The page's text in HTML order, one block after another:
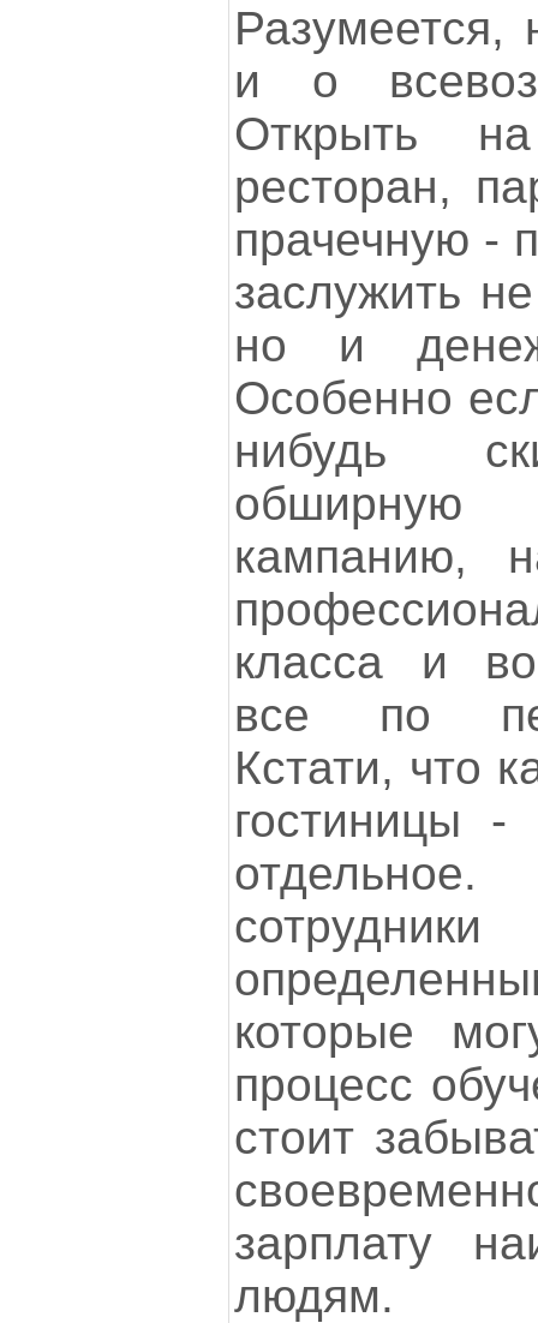
Разумеется,
и о
Открыть
ресторан,
прачечную -
заслужить
но и
Особенно
нибудь
кампанию,
класса и
все по
Кстати, что
гостиницы
отдельное.
которые
процесс
стоит
зарплату
людям.